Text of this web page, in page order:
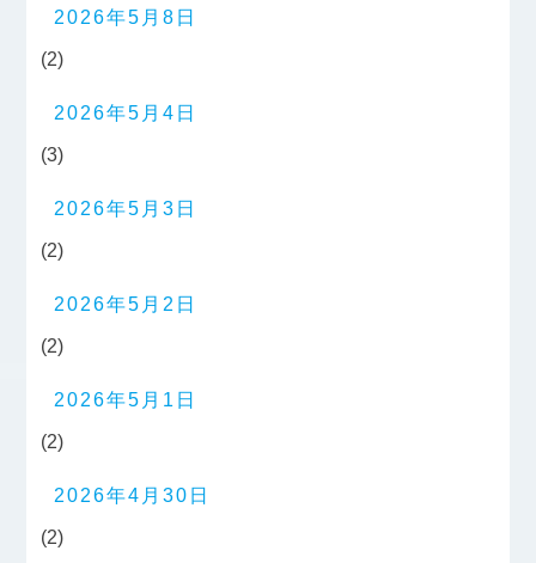
2026年5月8日
(2)
2026年5月4日
(3)
2026年5月3日
(2)
2026年5月2日
(2)
2026年5月1日
(2)
2026年4月30日
(2)